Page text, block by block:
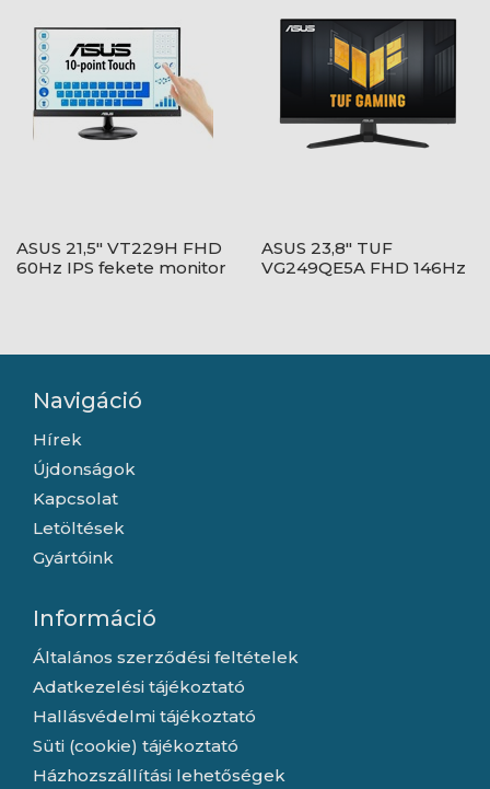
ASUS 21,5" VT229H FHD
60Hz IPS fekete monitor
ASUS 23,8" TUF
VG249QE5A FHD 146Hz
Navigáció
Hírek
Újdonságok
Kapcsolat
Letöltések
Gyártóink
Információ
Általános szerződési feltételek
Adatkezelési tájékoztató
Hallásvédelmi tájékoztató
Süti (cookie) tájékoztató
Házhozszállítási lehetőségek